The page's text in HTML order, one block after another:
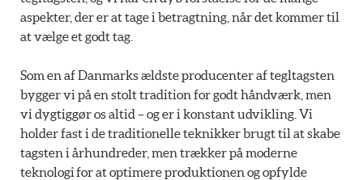
aspekter, der er at tage i betragtning, når det kommer til
at vælge et godt tag.
Som en af Danmarks ældste producenter af tegltagsten
bygger vi på en stolt tradition for godt håndværk, men
vi dygtiggør os altid – og er i konstant udvikling. Vi
holder fast i de traditionelle teknikker brugt til at skabe
tagsten i århundreder, men trækker på moderne
teknologi for at optimere produktionen og opfylde